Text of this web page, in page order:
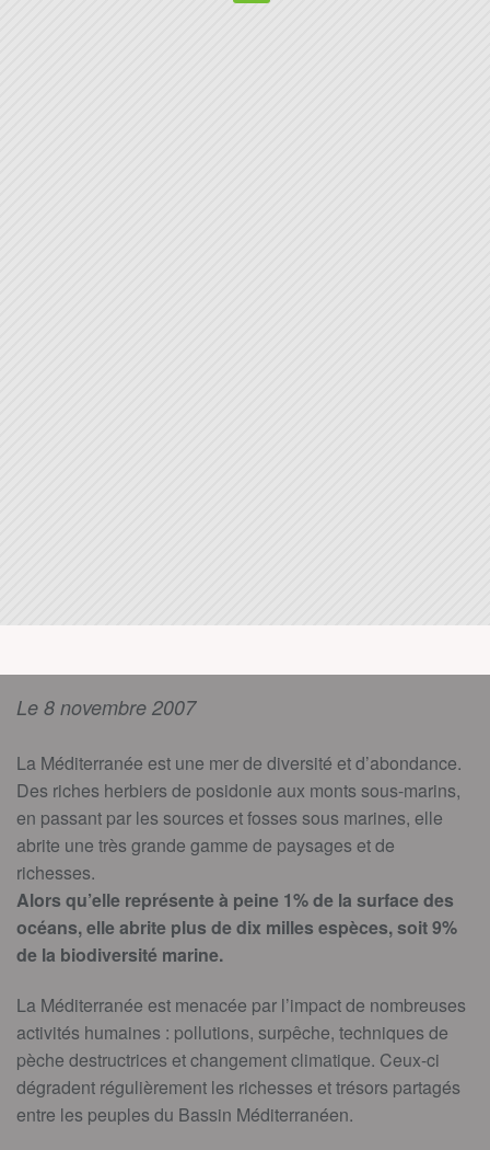
Le 8 novembre 2007
La Méditerranée est une mer de diversité et d’abondance.
Des riches herbiers de posidonie aux monts sous-marins,
en passant par les sources et fosses sous marines, elle
abrite une très grande gamme de paysages et de
richesses.
Alors qu’elle représente à peine 1% de la surface des
océans, elle abrite plus de dix milles espèces, soit 9%
de la biodiversité marine.
La Méditerranée est menacée par l’impact de nombreuses
activités humaines : pollutions, surpêche, techniques de
pèche destructrices et changement climatique. Ceux-ci
dégradent régulièrement les richesses et trésors partagés
entre les peuples du Bassin Méditerranéen.